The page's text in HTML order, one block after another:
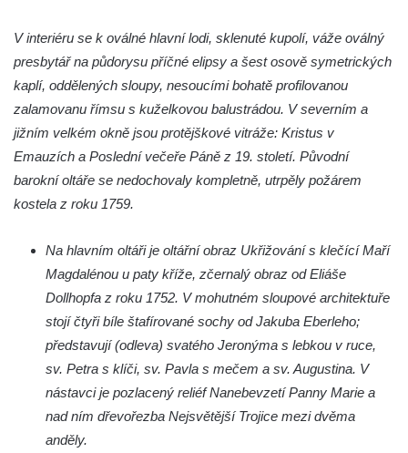
Třebonínem
Kaple v severní části Dolního Třebonína
Márnice na hřbitově v Rybniště
Kaple u kostela svatého Jiljí v Lužci nad
Vltavou
Kaple Božího těla na hřbitově v Hostíně u
Kostel Nanebevzetí Panny Marie v Hostíně
u Vojkovic
Kaple svatého Bartoloměje v Bukolu
Hřbitovní kaple na hřbitově v Lužci nad
Vltavou
Márnice na hřbitově v Hrobčicích
Kostel svatého Havla na hřbitově v
V interiéru se k oválné hlavní lodi, sklenuté kupolí, váže oválný
presbytář na půdorysu příčné elipsy a šest osově symetrických
kaplí, oddělených sloupy, nesoucími bohatě profilovanou
zalamovanu římsu s kuželkovou balustrádou. V severním a
jižním velkém okně jsou protějškové vitráže: Kristus v
Emauzích a Poslední večeře Páně z 19. století. Původní
barokní oltáře se nedochovaly kompletně, utrpěly požárem
kostela z roku 1759.
Na hlavním oltáři je oltářní obraz Ukřižování s klečící Maří
Magdalénou u paty kříže, zčernalý obraz od Eliáše
Dollhopfa z roku 1752. V mohutném sloupové architektuře
stojí čtyři bíle štafírované sochy od Jakuba Eberleho;
představují (odleva) svatého Jeronýma s lebkou v ruce,
sv. Petra s klíči, sv. Pavla s mečem a sv. Augustina. V
nástavci je pozlacený reliéf Nanebevzetí Panny Marie a
nad ním dřevořezba Nejsvětější Trojice mezi dvěma
anděly.